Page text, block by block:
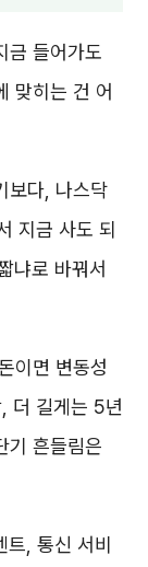
금 들어가도
맞히는 건 어
보다, 나스닥
지금 사도 되
냐로 바꿔서
이면 변동성
더 길게는 5년
기 흔들림은
트, 통신 서비